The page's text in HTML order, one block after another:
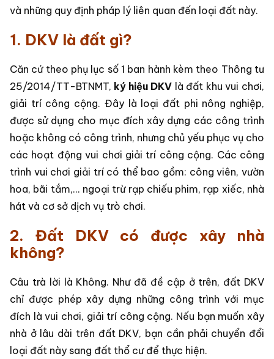
và những quy định pháp lý liên quan đến loại đất này.
1. DKV là đất gì?
Căn cứ theo phụ lục số 1 ban hành kèm theo Thông tư
25/2014/TT-BTNMT, ký hiệu DKV là đất khu vui chơi,
giải trí công cộng. Đây là loại đất phi nông nghiệp,
được sử dụng cho mục đích xây dựng các công trình
hoặc không có công trình, nhưng chủ yếu phục vụ cho
các hoạt động vui chơi giải trí công cộng. Các công
trình vui chơi giải trí có thể bao gồm: công viên, vườn
hoa, bãi tắm,... ngoại trừ rạp chiếu phim, rạp xiếc, nhà
hát và cơ sở dịch vụ trò chơi.
2. Đất DKV có được xây nhà
không?
Câu trà lời là Không. Như đã đề cập ở trên, đất DKV
chỉ được phép xây dựng những công trình với mục
đích là vui chơi, giải trí công cộng. Nếu bạn muốn xây
nhà ở lâu dài trên đất DKV, bạn cần phải chuyển đổi
loại đất này sang đất thổ cư để thực hiện.